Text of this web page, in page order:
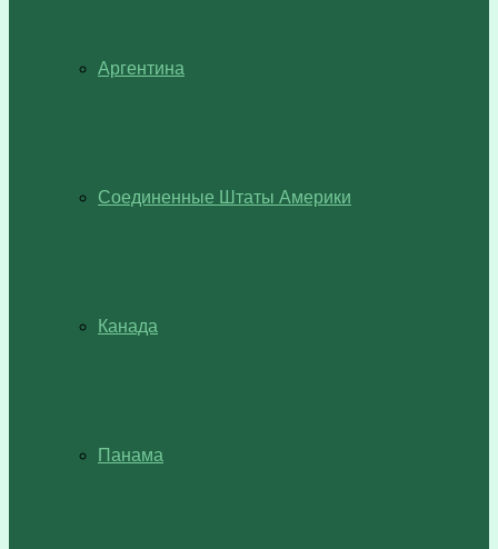
Аргентина
Соединенные Штаты Америки
Канада
Панама